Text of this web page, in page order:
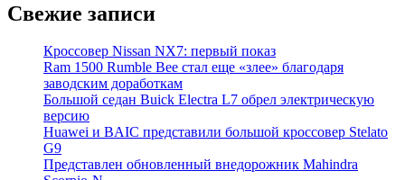
Свежие записи
Кроссовер Nissan NX7: первый показ
Ram 1500 Rumble Bee стал еще «злее» благодаря
заводским доработкам
Большой седан Buick Electra L7 обрел электрическую
версию
Huawei и BAIC представили большой кроссовер Stelato
G9
Представлен обновленный внедорожник Mahindra